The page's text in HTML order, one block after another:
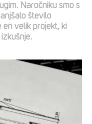
Naročniku smo s
število
en velik projekt, ki